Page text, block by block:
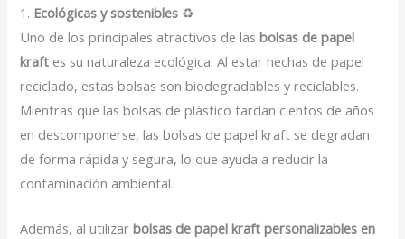
1. Ecológicas y sostenibles ♻️
Uno de los principales atractivos de lasbolsas de papel
kraft es su naturaleza ecológica. Al estar hechas de papel
reciclado, estas bolsas son biodegradables y reciclables.
Mientras que las bolsas de plástico tardan cientos de años
en descomponerse, las bolsas de papel kraft se degradan
de forma rápida y segura, lo que ayuda a reducir la
contaminación ambiental.
Además, al utilizarbolsas de papel kraft personalizables en